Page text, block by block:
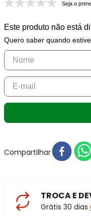
Seja o
Este produto não está
Quero saber quando
Compartilhar
TROCA E
Grátis 30 dias